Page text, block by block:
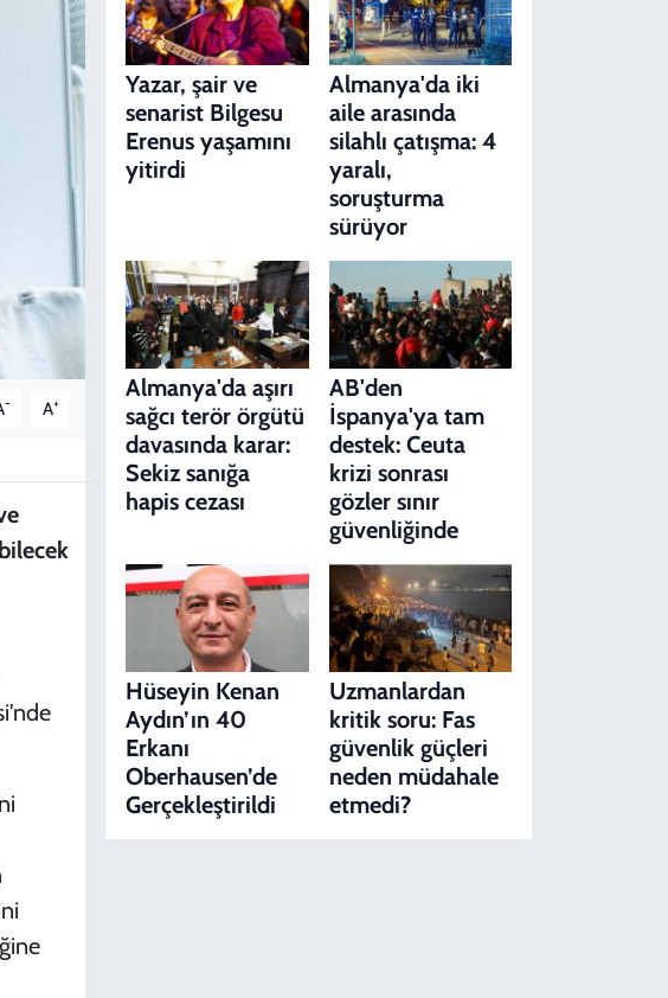
- A+
Yazar, şair ve
senarist Bilgesu
Erenus yaşamını
yitirdi
Almanya'da iki
aile arasında
silahlı çatışma: 4
yaralı,
soruşturma
sürüyor
Almanya'da aşırı
sağcı terör örgütü
davasında karar:
Sekiz sanığa
hapis cezası
AB'den
İspanya'ya tam
destek: Ceuta
krizi sonrası
gözler sınır
güvenliğinde
Hüseyin Kenan
Aydın’ın 40
Erkanı
Oberhausen’de
Gerçekleştirildi
Uzmanlardan
kritik soru: Fas
güvenlik güçleri
neden müdahale
etmedi?